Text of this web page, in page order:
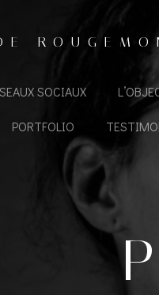
SOCIAUX
PORTFOLIO